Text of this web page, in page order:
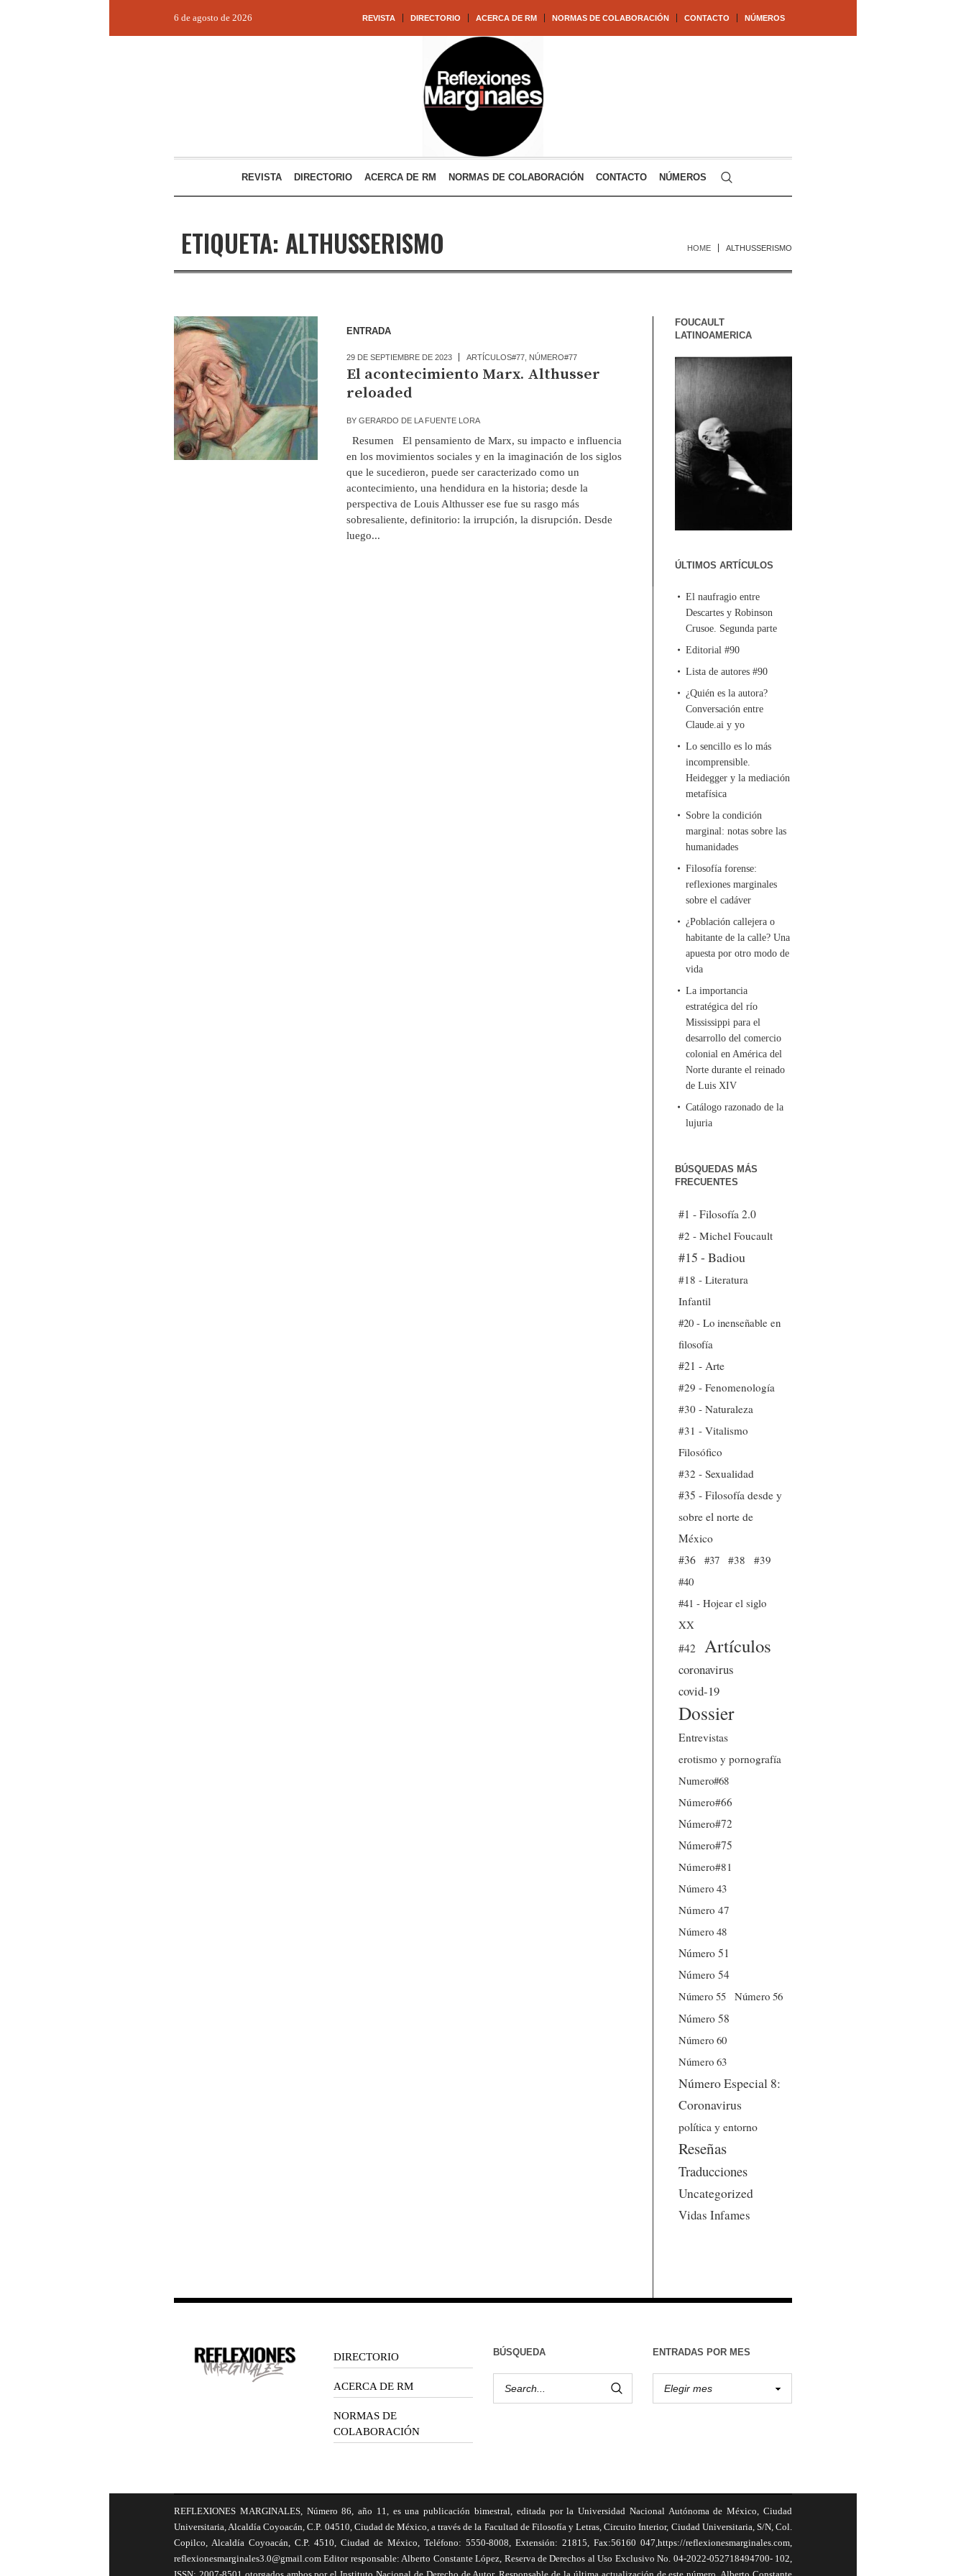
REVISTA DIRECTORIO ACERCA DE RM NORMAS DE COLABORACIÓN CONTACTO NÚMEROS
6 de agosto de 2026
REVISTA DIRECTORIO ACERCA DE RM NORMAS DE COLABORACIÓN CONTACTO NÚMEROS
ETIQUETA: ALTHUSSERISMO HOME ALTHUSSERISMO
ENTRADA
29 DE SEPTIEMBRE DE 2023 ARTÍCULOS#77, NÚMERO#77
El acontecimiento Marx. Althusser
reloaded
BY GERARDO DE LA FUENTE LORA
Resumen El pensamiento de Marx, su impacto e influencia
en los movimientos sociales y en la imaginación de los siglos
que le sucedieron, puede ser caracterizado como un
acontecimiento, una hendidura en la historia; desde la
perspectiva de Louis Althusser ese fue su rasgo más
sobresaliente, definitorio: la irrupción, la disrupción. Desde
luego...
FOUCAULT
LATINOAMERICA
ÚLTIMOS ARTÍCULOS
El naufragio entre
Descartes y Robinson
Crusoe. Segunda parte
Editorial #90
Lista de autores #90
¿Quién es la autora?
Conversación entre
Claude.ai y yo
Lo sencillo es lo más
incomprensible.
Heidegger y la mediación
metafísica
Sobre la condición
marginal: notas sobre las
humanidades
Filosofía forense:
reflexiones marginales
sobre el cadáver
¿Población callejera o
habitante de la calle? Una
apuesta por otro modo de
vida
La importancia
estratégica del río
Mississippi para el
desarrollo del comercio
colonial en América del
Norte durante el reinado
de Luis XIV
Catálogo razonado de la
lujuria
BÚSQUEDAS MÁS
FRECUENTES
#1 - Filosofía 2.0
#2 - Michel Foucault
#15 - Badiou
#18 - Literatura
Infantil
#20 - Lo inenseñable en
filosofía
#21 - Arte
#29 - Fenomenología
#30 - Naturaleza
#31 - Vitalismo
Filosófico
#32 - Sexualidad
#35 - Filosofía desde y
sobre el norte de
México
#36
#37 #38
#39
#40
#41 - Hojear el siglo
XX
#42
Artículos
coronavirus
covid-19
Dossier
Entrevistas
erotismo y pornografía
Numero#68
Número#66
Número#72
Número#75
Número#81
Número 43
Número 47
Número 48
Número 51
Número 54
Número 55
Número 56
Número 58
Número 60
Número 63
Número Especial 8:
Coronavirus
política y entorno
Reseñas
Traducciones
Uncategorized
Vidas Infames
DIRECTORIO
ACERCA DE RM
NORMAS DE
COLABORACIÓN
BÚSQUEDA ENTRADAS POR MES
REFLEXIONES MARGINALES, Número 86, año 11, es una publicación bimestral, editada por la Universidad Nacional Autónoma de México, Ciudad
Universitaria, Alcaldía Coyoacán, C.P. 04510, Ciudad de México, a través de la Facultad de Filosofía y Letras, Circuito Interior, Ciudad Universitaria, S/N, Col.
Copilco, Alcaldía Coyoacán, C.P. 4510, Ciudad de México, Teléfono: 5550-8008, Extensión: 21815, Fax:56160 047,https://reflexionesmarginales.com,
reflexionesmarginales3.0@gmail.com Editor responsable: Alberto Constante López, Reserva de Derechos al Uso Exclusivo No. 04-2022-052718494700- 102,